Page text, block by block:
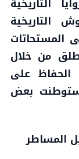
التاريخية
المستحاتات
من خلال
على
بعض
المساطر